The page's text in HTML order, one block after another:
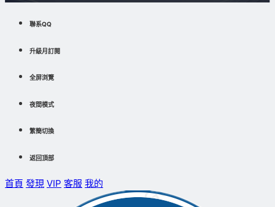
聯系QQ
升級月訂閱
全屏浏覽
夜間模式
繁簡切換
返回頂部
首頁 發現 VIP 客服 我的